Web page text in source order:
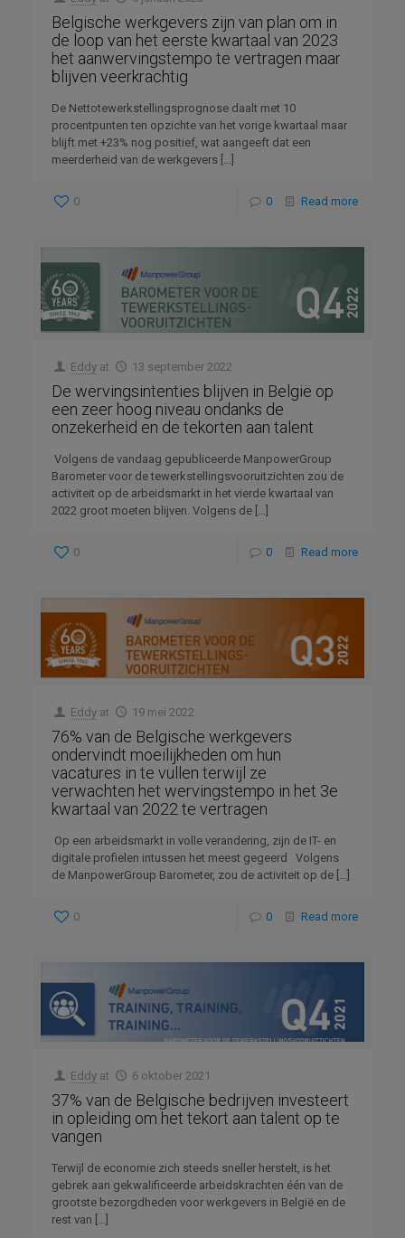
Belgische werkgevers zijn van plan om in
de loop van het eerste kwartaal van 2023
het aanwervingstempo te vertragen maar
blijven veerkrachtig
De Nettotewerkstellingsprognose daalt met 10
procentpunten ten opzichte van het vorige kwartaal maar
blijft met +23% nog positief, wat aangeeft dat een
meerderheid van de werkgevers […]
0 0 Read more
Eddy at 13 september 2022
De wervingsintenties blijven in België op
een zeer hoog niveau ondanks de
onzekerheid en de tekorten aan talent
Volgens de vandaag gepubliceerde ManpowerGroup
Barometer voor de tewerkstellingsvooruitzichten zou de
activiteit op de arbeidsmarkt in het vierde kwartaal van
2022 groot moeten blijven. Volgens de […]
0 0 Read more
Eddy at 19 mei 2022
76% van de Belgische werkgevers
ondervindt moeilijkheden om hun
vacatures in te vullen terwijl ze
verwachten het wervingstempo in het 3e
kwartaal van 2022 te vertragen
Op een arbeidsmarkt in volle verandering, zijn de IT- en
digitale profielen intussen het meest gegeerd Volgens
de ManpowerGroup Barometer, zou de activiteit op de
0 0 Read more
Eddy at 6 oktober 2021
37% van de Belgische bedrijven investeert
in opleiding om het tekort aan talent op te
vangen
Terwijl de economie zich steeds sneller herstelt, is het
gebrek aan gekwalificeerde arbeidskrachten één van de
grootste bezorgdheden voor werkgevers in België en de
rest van […]